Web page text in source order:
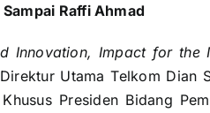
Raffi Ahmad
Innovation, Impact for the
Utama Telkom Dian
Presiden Bidang